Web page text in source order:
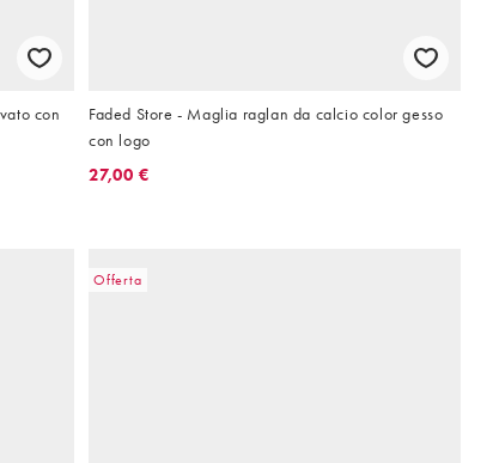
con
Faded Store - Maglia raglan da calcio color gesso
con logo
27,00 €
Offerta